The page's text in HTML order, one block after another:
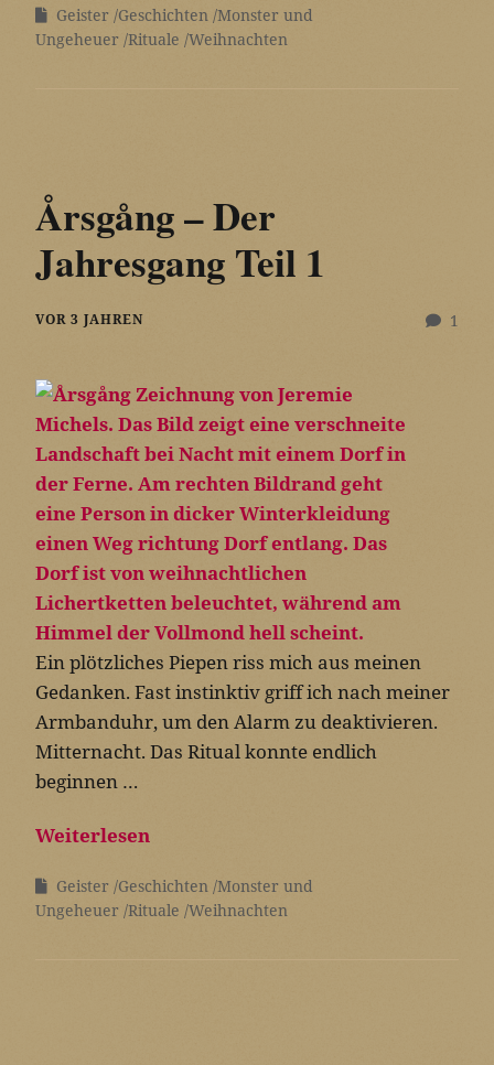
Geister Geschichten Monster und
Ungeheuer Rituale Weihnachten
Årsgång – Der
Jahresgang Teil 1
1
VOR 3 JAHREN
Ein plötzliches Piepen riss mich aus meinen
Gedanken. Fast instinktiv griff ich nach meiner
Armbanduhr, um den Alarm zu deaktivieren.
Mitternacht. Das Ritual konnte endlich
beginnen …
Weiterlesen
Geister Geschichten Monster und
Ungeheuer Rituale Weihnachten